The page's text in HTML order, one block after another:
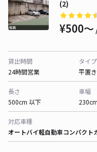
(2)
¥500〜
貸出時間
24時間営業
タイプ
平置き
長さ
500cm 以下
車幅
対応車種
オートバイ軽自動車コンパクト